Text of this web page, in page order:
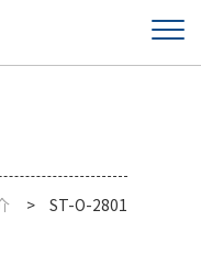
ST-O-2801